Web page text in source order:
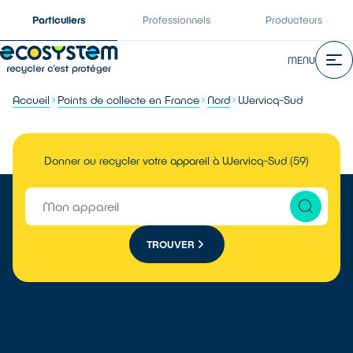
Particuliers Professionnels Producteurs
MENU
Accueil Points de collecte en France Nord Wervicq-Sud
Donner ou recycler votre appareil à Wervicq-Sud (59)
TROUVER